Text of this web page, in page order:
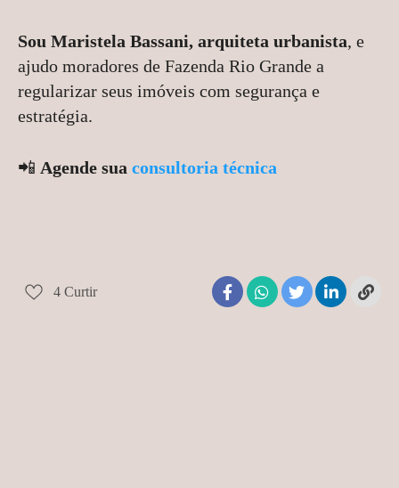
Sou Maristela Bassani, arquiteta urbanista, e
ajudo moradores de Fazenda Rio Grande a
regularizar seus imóveis com segurança e
estratégia.
📲 Agende sua consultoria técnica
4 Curtir